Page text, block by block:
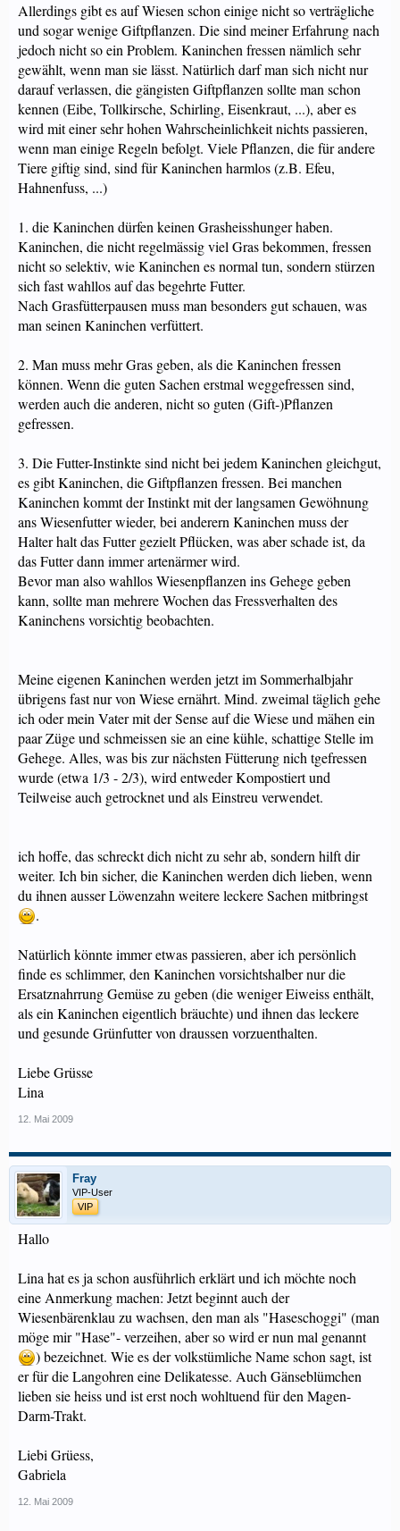
Allerdings gibt es auf Wiesen schon einige nicht so verträgliche
und sogar wenige Giftpflanzen. Die sind meiner Erfahrung nach
jedoch nicht so ein Problem. Kaninchen fressen nämlich sehr
gewählt, wenn man sie lässt. Natürlich darf man sich nicht nur
darauf verlassen, die gängisten Giftpflanzen sollte man schon
kennen (Eibe, Tollkirsche, Schirling, Eisenkraut, ...), aber es
wird mit einer sehr hohen Wahrscheinlichkeit nichts passieren,
wenn man einige Regeln befolgt. Viele Pflanzen, die für andere
Tiere giftig sind, sind für Kaninchen harmlos (z.B. Efeu,
Hahnenfuss, ...)
1. die Kaninchen dürfen keinen Grasheisshunger haben.
Kaninchen, die nicht regelmässig viel Gras bekommen, fressen
nicht so selektiv, wie Kaninchen es normal tun, sondern stürzen
sich fast wahllos auf das begehrte Futter.
Nach Grasfütterpausen muss man besonders gut schauen, was
man seinen Kaninchen verfüttert.
2. Man muss mehr Gras geben, als die Kaninchen fressen
können. Wenn die guten Sachen erstmal weggefressen sind,
werden auch die anderen, nicht so guten (Gift-)Pflanzen
gefressen.
3. Die Futter-Instinkte sind nicht bei jedem Kaninchen gleichgut,
es gibt Kaninchen, die Giftpflanzen fressen. Bei manchen
Kaninchen kommt der Instinkt mit der langsamen Gewöhnung
ans Wiesenfutter wieder, bei anderern Kaninchen muss der
Halter halt das Futter gezielt Pflücken, was aber schade ist, da
das Futter dann immer artenärmer wird.
Bevor man also wahllos Wiesenpflanzen ins Gehege geben
kann, sollte man mehrere Wochen das Fressverhalten des
Kaninchens vorsichtig beobachten.
Meine eigenen Kaninchen werden jetzt im Sommerhalbjahr
übrigens fast nur von Wiese ernährt. Mind. zweimal täglich gehe
ich oder mein Vater mit der Sense auf die Wiese und mähen ein
paar Züge und schmeissen sie an eine kühle, schattige Stelle im
Gehege. Alles, was bis zur nächsten Fütterung nich tgefressen
wurde (etwa 1/3 - 2/3), wird entweder Kompostiert und
Teilweise auch getrocknet und als Einstreu verwendet.
ich hoffe, das schreckt dich nicht zu sehr ab, sondern hilft dir
weiter. Ich bin sicher, die Kaninchen werden dich lieben, wenn
du ihnen ausser Löwenzahn weitere leckere Sachen mitbringst
.
Natürlich könnte immer etwas passieren, aber ich persönlich
finde es schlimmer, den Kaninchen vorsichtshalber nur die
Ersatznahrrung Gemüse zu geben (die weniger Eiweiss enthält,
als ein Kaninchen eigentlich bräuchte) und ihnen das leckere
und gesunde Grünfutter von draussen vorzuenthalten.
Liebe Grüsse
Lina
12. Mai 2009
Fray
VIP-User
VIP
Hallo
Lina hat es ja schon ausführlich erklärt und ich möchte noch
eine Anmerkung machen: Jetzt beginnt auch der
Wiesenbärenklau zu wachsen, den man als "Haseschoggi" (man
möge mir "Hase"- verzeihen, aber so wird er nun mal genannt
) bezeichnet. Wie es der volkstümliche Name schon sagt, ist
er für die Langohren eine Delikatesse. Auch Gänseblümchen
lieben sie heiss und ist erst noch wohltuend für den Magen-
Darm-Trakt.
Liebi Grüess,
Gabriela
12. Mai 2009